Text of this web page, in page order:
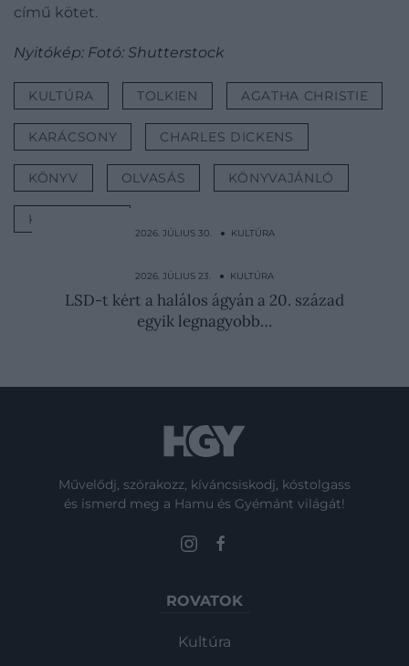
című kötet.
Nyitókép: Fotó: Shutterstock
KULTÚRA TOLKIEN AGATHA CHRISTIE
KARÁCSONY CHARLES DICKENS
KÖNYV OLVASÁS KÖNYVAJÁNLÓ
KLASSZIKUS
2026. JÚLIUS 30. ● KULTÚRA
koncertjegy – Egy magyar…
2026. JÚLIUS 23. ● KULTÚRA
LSD-t kért a halálos ágyán a 20. század
egyik legnagyobb…
Művelődj, szórakozz, kíváncsiskodj, kóstolgass
és ismerd meg a Hamu és Gyémánt világát!
ROVATOK
Kultúra